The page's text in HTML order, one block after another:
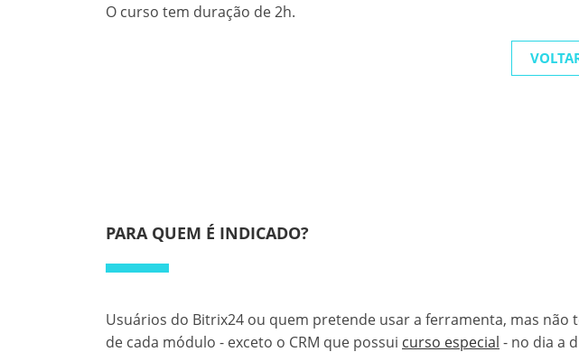
O curso tem duração de 2h.
PARA QUEM É INDICADO?
Usuários do Bitrix24 ou quem pretende usar a ferramenta, mas
de cada módulo - exceto o CRM que possui curso especial - no dia a